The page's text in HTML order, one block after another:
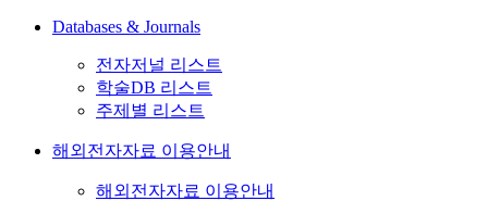
Databases & Journals
전자저널 리스트
학술DB 리스트
주제별 리스트
해외전자자료 이용안내
해외전자자료 이용안내